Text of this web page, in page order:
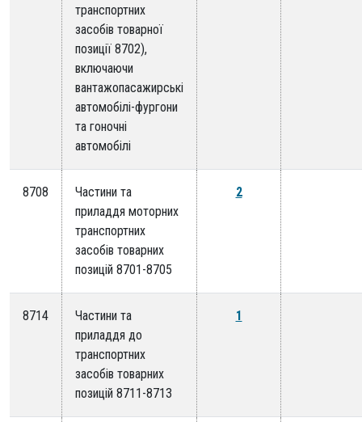
транспортних
засобів товарної
позиції 8702),
включаючи
вантажопасажирські
автомобілі-фургони
та гоночні
автомобілі
8708
Частини та
приладдя моторних
транспортних
засобів товарних
позицій 8701-8705
2
8714
Частини та
приладдя до
транспортних
засобів товарних
позицій 8711-8713
1